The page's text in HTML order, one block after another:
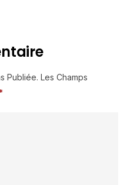
Publiée. Les Champs